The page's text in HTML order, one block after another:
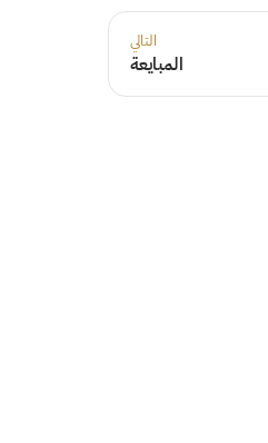
التالي
المبايعة